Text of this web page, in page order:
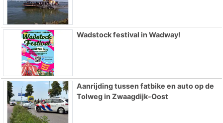
Wadstock festival in Wadway!
Aanrijding tussen fatbike en auto op de
Tolweg in Zwaagdijk-Oost